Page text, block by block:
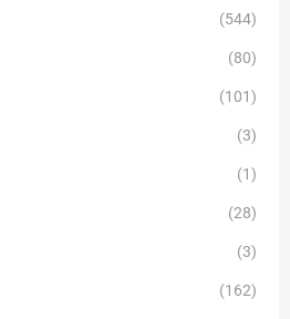
(544)
(80)
(101)
(3)
(1)
(28)
(3)
(162)